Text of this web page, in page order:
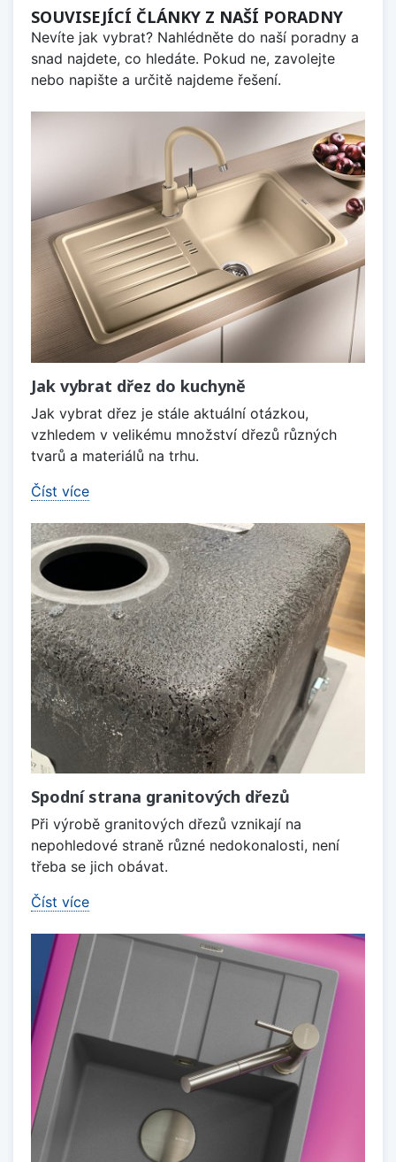
SOUVISEJÍCÍ ČLÁNKY Z NAŠÍ PORADNY
Nevíte jak vybrat? Nahlédněte do naší poradny a
snad najdete, co hledáte. Pokud ne, zavolejte
nebo napište a určitě najdeme řešení.
Jak vybrat dřez do kuchyně
Jak vybrat dřez je stále aktuální otázkou,
vzhledem v velikému množství dřezů různých
tvarů a materiálů na trhu.
Číst více
Spodní strana granitových dřezů
Při výrobě granitových dřezů vznikají na
nepohledové straně různé nedokonalosti, není
třeba se jich obávat.
Číst více